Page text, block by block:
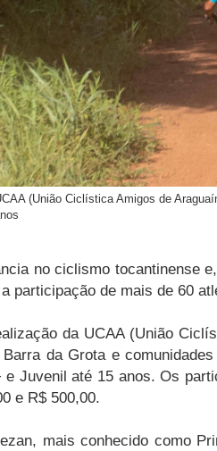
(União Ciclística Amigos de
no ciclismo tocantinense
participação de mais de 60
da UCAA (União
da Grota e
Juvenil até 15 anos. Os
e R$ 500,00.
mais conhecido como